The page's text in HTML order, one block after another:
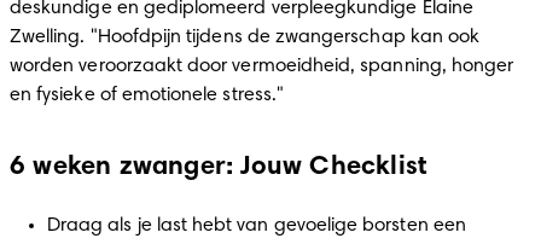
deskundige en gediplomeerd verpleegkundige Elaine
Zwelling. "Hoofdpijn tijdens de zwangerschap kan ook
worden veroorzaakt door vermoeidheid, spanning, honger
en fysieke of emotionele stress."
6 weken zwanger: Jouw Checklist
Draag als je last hebt van gevoelige borsten een